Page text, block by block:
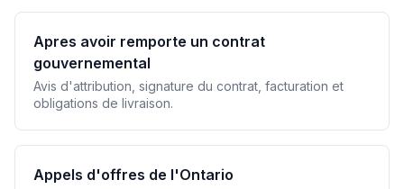
Apres avoir remporte un contrat
gouvernemental
Avis d'attribution, signature du contrat, facturation et
obligations de livraison.
Appels d'offres de l'Ontario